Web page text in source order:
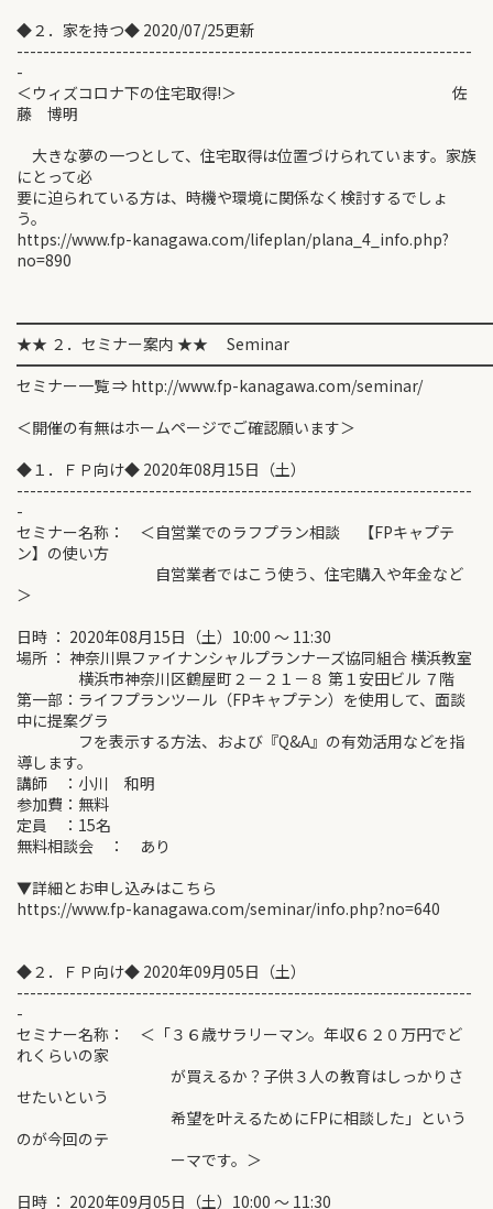
◆２．家を持つ◆ 2020/07/25更新
---------------------------------------------------------------------
-
＜ウィズコロナ下の住宅取得!＞ 佐
藤 博明
大きな夢の一つとして、住宅取得は位置づけられています。家族
にとって必
要に迫られている方は、時機や環境に関係なく検討するでしょ
う。
https://www.fp-kanagawa.com/lifeplan/plana_4_info.php?
no=890
★★ ２．セミナー案内 ★★ Seminar
セミナー一覧 ⇒ http://www.fp-kanagawa.com/seminar/
＜開催の有無はホームページでご確認願います＞
◆１．ＦＰ向け◆ 2020年08月15日（土）
---------------------------------------------------------------------
-
セミナー名称： ＜自営業でのラフプラン相談 【FPキャプテ
ン】の使い方
自営業者ではこう使う、住宅購入や年金など
＞
日時 ： 2020年08月15日（土）10:00 ～ 11:30
場所 ： 神奈川県ファイナンシャルプランナーズ協同組合 横浜教室
横浜市神奈川区鶴屋町２－２１－８ 第１安田ビル ７階
第一部：ライフプランツール（FPキャプテン）を使用して、面談
中に提案グラ
フを表示する方法、および『Q&A』の有効活用などを指
導します。
講師 ：小川 和明
参加費：無料
定員 ：15名
無料相談会 ： あり
▼詳細とお申し込みはこちら
https://www.fp-kanagawa.com/seminar/info.php?no=640
◆２．ＦＰ向け◆ 2020年09月05日（土）
---------------------------------------------------------------------
-
セミナー名称： ＜「３６歳サラリーマン。年収６２０万円でど
れくらいの家
が買えるか？子供３人の教育はしっかりさ
せたいという
希望を叶えるためにFPに相談した」という
のが今回のテ
ーマです。＞
日時 ： 2020年09月05日（土）10:00 ～ 11:30